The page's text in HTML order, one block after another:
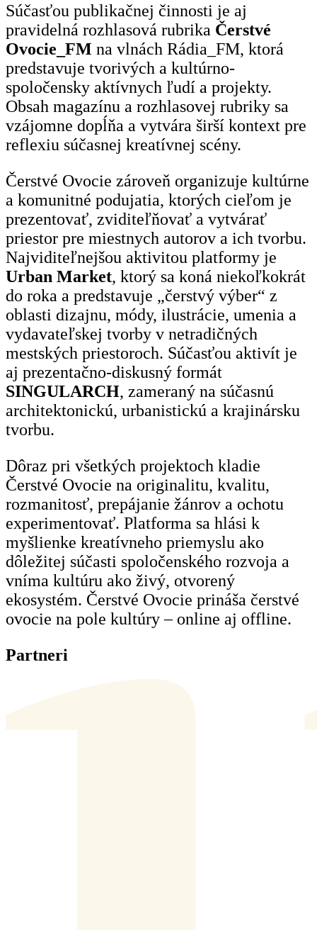
Súčasťou publikačnej činnosti je aj
pravidelná rozhlasová rubrika Čerstvé
Ovocie_FM na vlnách Rádia_FM, ktorá
predstavuje tvorivých a kultúrno-
spoločensky aktívnych ľudí a projekty.
Obsah magazínu a rozhlasovej rubriky sa
vzájomne dopĺňa a vytvára širší kontext pre
reflexiu súčasnej kreatívnej scény.
Čerstvé Ovocie zároveň organizuje kultúrne
a komunitné podujatia, ktorých cieľom je
prezentovať, zviditeľňovať a vytvárať
priestor pre miestnych autorov a ich tvorbu.
Najviditeľnejšou aktivitou platformy je
Urban Market, ktorý sa koná niekoľkokrát
do roka a predstavuje „čerstvý výber“ z
oblasti dizajnu, módy, ilustrácie, umenia a
vydavateľskej tvorby v netradičných
mestských priestoroch. Súčasťou aktivít je
aj prezentačno-diskusný formát
SINGULARCH, zameraný na súčasnú
architektonickú, urbanistickú a krajinársku
tvorbu.
Dôraz pri všetkých projektoch kladie
Čerstvé Ovocie na originalitu, kvalitu,
rozmanitosť, prepájanie žánrov a ochotu
experimentovať. Platforma sa hlási k
myšlienke kreatívneho priemyslu ako
dôležitej súčasti spoločenského rozvoja a
vníma kultúru ako živý, otvorený
ekosystém. Čerstvé Ovocie prináša čerstvé
ovocie na pole kultúry – online aj offline.
Partneri